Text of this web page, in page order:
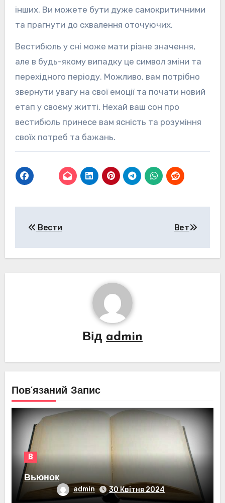
інших. Ви можете бути дуже самокритичними
та прагнути до схвалення оточуючих.
Вестибюль у сні може мати різне значення,
але в будь-якому випадку це символ зміни та
перехідного періоду. Можливо, вам потрібно
звернути увагу на свої емоції та почати новий
етап у своєму житті. Нехай ваш сон про
вестибюль принесе вам ясність та розуміння
своїх потреб та бажань.
записів
Вести Вет
Від admin
Пов’язаний Запис
В
Вьюнок
admin 30 Квітня 2024